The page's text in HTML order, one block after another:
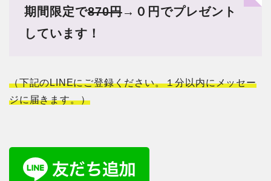
期間限定で870円→０円でプレゼント
しています！
（下記のLINEにご登録ください。１分以内にメッセー
ジに届きます。）